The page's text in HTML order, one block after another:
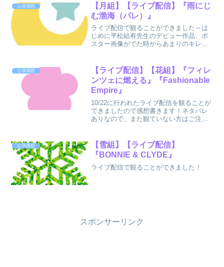
公演感想
【月組】【ライブ配信】『雨にじ
む渤海（パレ）』
ライブ配信で観ることができました～は
じめに平松結有先生のデビュー作品、ポ
スター画像がでた時からあまりのキレイ
ましたよね！滅んでしまって、今はない
国で、調べてみたらめっち...
公演感想
【ライブ配信】【花組】『フィレ
ンツェに燃える』『Fashionable
Empire』
10/22に行われたライブ配信を観ることが
できましたので感想書きます！ネタバレ
ありなので、また観ていない方はご注意
公演感想
【雪組】【ライブ配信】
『BONNIE & CLYDE』
ライブ配信で観ることができました！
スポンサーリンク